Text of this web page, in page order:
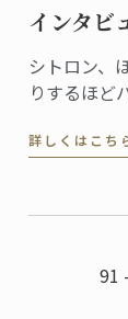
インタ
シトロン、
りするほど
ュは、全国
詳しくはこち
91